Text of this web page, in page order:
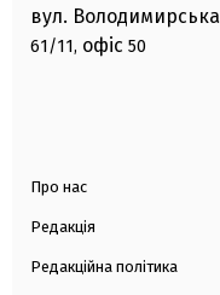
вул. Володимирська
61/11, офіс 50
Про нас
Редакція
Редакційна політика